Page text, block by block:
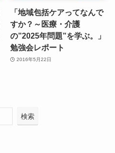
「地域包括ケアってなんで
すか？～医療・介護
の”2025年問題”を学ぶ。」
勉強会レポート
2016年5月22日
検索